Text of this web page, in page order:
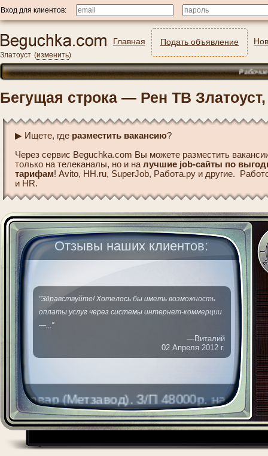
Вход для клиентов:
Златоуст (изменить)
Главная Подать объявление
Рабочие на
Бегущая строка — Рен ТВ Златоуст,
▶ Ищете, где разместить вакансию?
Через сервис Beguchka.com Вы можете разместить
только на телеканалы, но и на лучшие job-сайты по
тарифам! Avito, HH.ru, SuperJob, Работа.ру и другие.
и HR.
Отзывы наших клиентов:
"Здравствуйте! Хотелось бы иметь возможность
оплаты услуг через системы интернет-коммерции
—..."
—Виталий
02 Апреля 2012 г.
(Метзавод). З/П 48000р. на руки.